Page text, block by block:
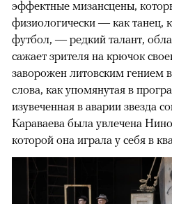
эффектные мизансцены,
физиологически — как танец,
футбол, — редкий талант,
сажает зрителя на крючок
заворожен литовским гением
слова, как упомянутая в
изувеченная в аварии звезда
Караваева была увлечена
которой она играла у себя в